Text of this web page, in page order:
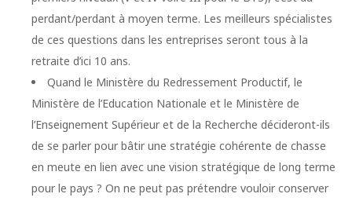
perdant/perdant à moyen terme. Les meilleurs spécialistes
de ces questions dans les entreprises seront tous à la
retraite d’ici 10 ans.
Quand le Ministère du Redressement Productif, le
Ministère de l’Education Nationale et le Ministère de
l’Enseignement Supérieur et de la Recherche décideront-ils
de se parler pour bâtir une stratégie cohérente de chasse
en meute en lien avec une vision stratégique de long terme
pour le pays ? On ne peut pas prétendre vouloir conserver